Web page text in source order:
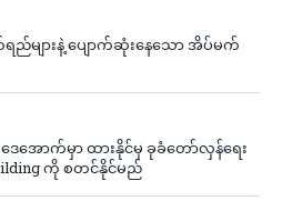
ည်များနဲ့ ပျောက်ဆုံးနေသော အိပ်မက်
အောက်မှာ ထားနိုင်မှ ခုခံတော်လှန်ရေး
ကို စတင်နိုင်မည်